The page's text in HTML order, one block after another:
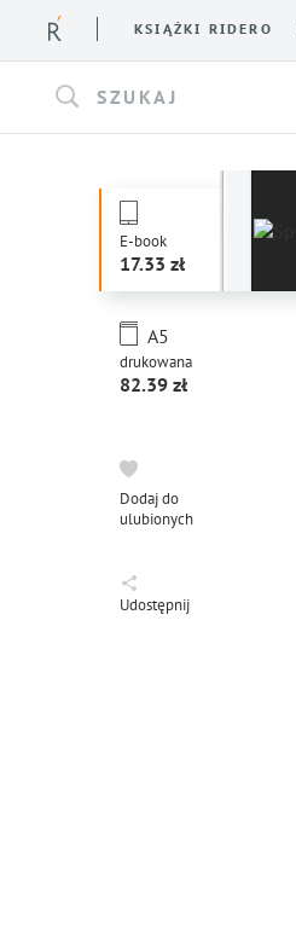
KSIĄŻKI RIDERO
SZUKAJ
E-book
17.33
drukowana
A5
82.39
Dodaj do
ulubionych
Udostępnij